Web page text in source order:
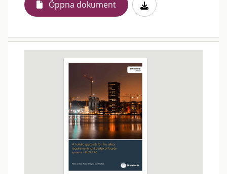
Öppna dokument